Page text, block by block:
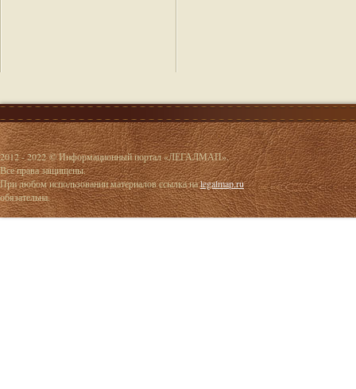
2012 - 2022 © Информационный портал «ЛЕГАЛМАП».
Все права защищены.
При любом использовании материалов ссылка наlegalmap.ru
обязательна.